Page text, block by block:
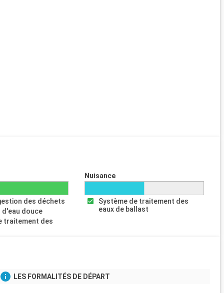
des déchets
douce
traitement des
Nuisance
Système de traitement des
eaux de ballast
LES FORMALITÉS DE DÉPART